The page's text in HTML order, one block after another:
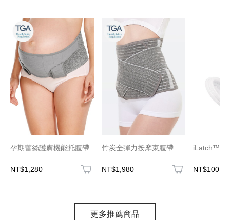
孕期蕾絲護膚機能托腹帶
NT$1,280
竹炭全彈力按摩束腹帶
NT$1,980
iLatch™ 氣
NT$100
更多推薦商品